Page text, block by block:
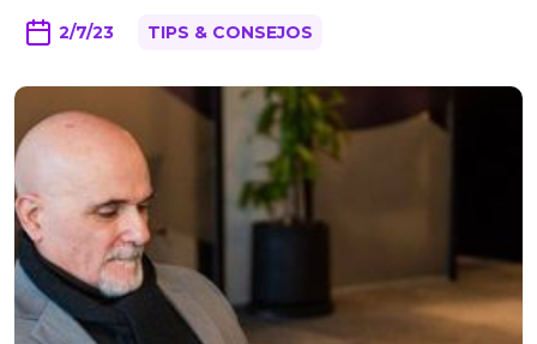
2/7/23 TIPS & CONSEJOS